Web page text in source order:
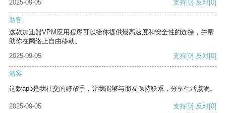
2025-09-05
支持[0] 反对[0]
游客
这款加速器VPM应用程序可以给你提供最高速度和安全性的连接，并帮
助你在网络上自由移动。
2025-09-05
支持[0] 反对[0]
游客
这款app是我社交的好帮手，让我能够与朋友保持联系，分享生活点滴。
2025-09-05 支持[0] 反对[0]